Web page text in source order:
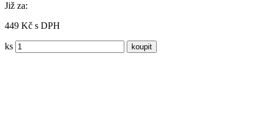
Již za:
449 Kč s DPH
ks